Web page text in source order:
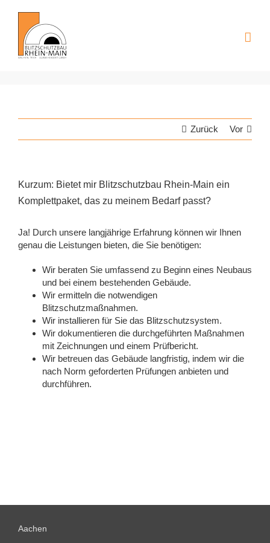
springen
Zurück Vor
Kurzum: Bietet mir Blitzschutzbau Rhein-Main ein
Komplettpaket, das zu meinem Bedarf passt?
Ja! Durch unsere langjährige Erfahrung können wir Ihnen
genau die Leistungen bieten, die Sie benötigen:
Wir beraten Sie umfassend zu Beginn eines Neubaus
und bei einem bestehenden Gebäude.
Wir ermitteln die notwendigen
Blitzschutzmaßnahmen.
Wir installieren für Sie das Blitzschutzsystem.
Wir dokumentieren die durchgeführten Maßnahmen
mit Zeichnungen und einem Prüfbericht.
Wir betreuen das Gebäude langfristig, indem wir die
nach Norm geforderten Prüfungen anbieten und
durchführen.
Aachen